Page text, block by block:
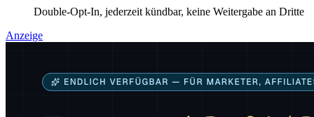
Double-Opt-In, jederzeit kündbar, keine Weitergabe an Dritte
Anzeige